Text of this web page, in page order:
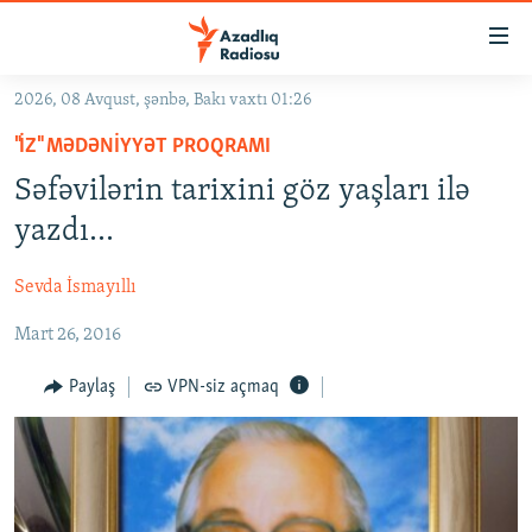
Əsas
qayıt
Əsas
naviqasiyaya
qayıt
Axtarışa
GÜNDƏM
#İZAHLA
KORRUPSIOMETR
FƏRQƏ BAX
QANUNI DOĞRU
ARAŞDIRMA
MULTIMEDIA
VIDEO
FOTOQALEREYA
RADIO ARXIV
OXU ZALI
HAQQIMIZDA
2026, 08 Avqust, şənbə, Bakı vaxtı 01:26
"İZ" MƏDƏNIYYƏT PROQRAMI
Səfəvilərin tarixini göz yaşları ilə
yazdı...
Sevda İsmayıllı
Mart 26, 2016
Paylaş VPN-siz açmaq